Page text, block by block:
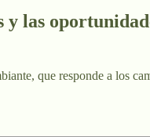
las
que responde a los